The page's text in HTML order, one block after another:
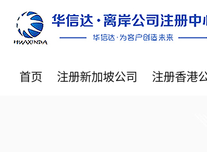
首页 注册新加坡公司 注册香港